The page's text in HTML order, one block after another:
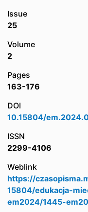
Issue
25
Volume
2
Pages
163-176
DOI
10.15804/
ISSN
2299-4106
Weblink
https://
15804/edukacja-
em2024/1445-